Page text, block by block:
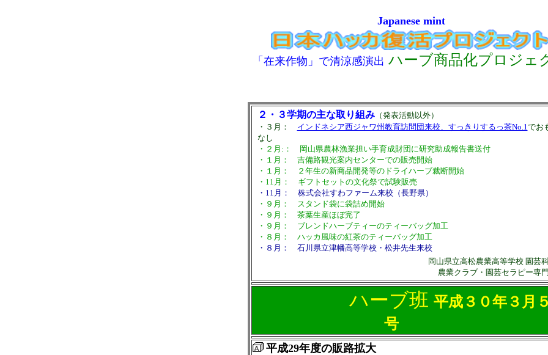
Japanese mint
「在来作物 」で清涼感演出 ハーブ商品化プロジェ
２・３学期の主な取り組み（発表活動以外）
・３月： インドネシア西ジャワ州教育訪問団来校、すっきりするっ茶No.1でお
なし
・２月:： 岡山県農林漁業担い手育成財団に研究助成報告書送付
・１月： 吉備路観光案内センターでの販売開始
・１月： ２年生の新商品開発等のドライハーブ裁断開始
・11月： ギフトセットの文化祭で試験販売
・11月： 株式会社すわファーム来校（長野県）
・９月： スタンド袋に袋詰め開始
・９月： 茶葉生産ほぼ完了
・９月： ブレンドハーブティーのティーバッグ加工
・８月： ハッカ風味の紅茶のティーバッグ加工
・８月： 石川県立津幡高等学校・松井先生来校
岡山県立高松農業高等学校 園芸
農業クラブ・園芸セラピー専
ハーブ班 平成３０年３月
号
平成29年度の販路拡大